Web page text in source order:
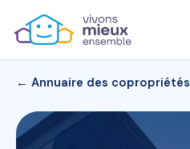
← Annuaire des copropriétés